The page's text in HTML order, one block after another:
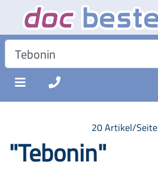
20 Artikel/Seite
"Tebonin"